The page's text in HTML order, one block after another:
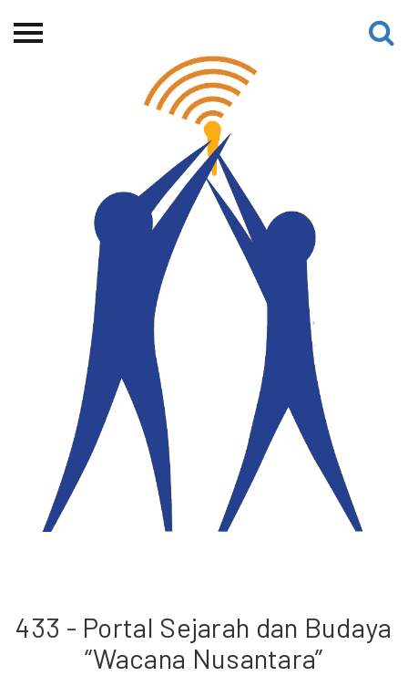
Beranda
Proyek Terdahulu
Kredit Web-site
433 - Portal Sejarah dan Budaya
“Wacana Nusantara”